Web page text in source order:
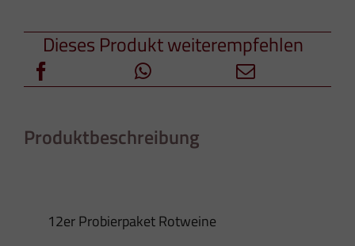
Dieses Produkt weiterempfehlen
Produktbeschreibung
12er Probierpaket Rotweine